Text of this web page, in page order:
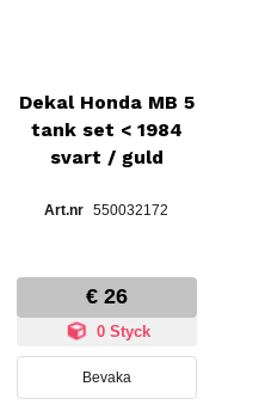
Dekal Honda MB 5
tank set < 1984
svart / guld
550032172
€ 26
0 Styck
Bevaka